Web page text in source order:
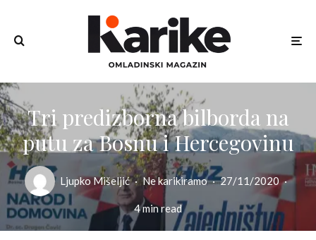
Tri predizborna bilborda na
putu za Bosnu i Hercegovinu
Ljupko Mišeljić · Ne karikiramo · 27/11/2020 ·
4 min read